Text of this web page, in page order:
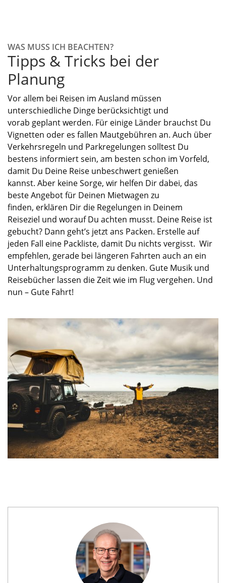
WAS MUSS ICH BEACHTEN?
Tipps & Tricks bei der
Planung
Vor allem bei Reisen im Ausland müssen
unterschiedliche Dinge berücksichtigt und
vorab geplant werden. Für einige Länder brauchst Du
Vignetten oder es fallen Mautgebühren an. Auch über
Verkehrsregeln und Parkregelungen solltest Du
bestens informiert sein, am besten schon im Vorfeld,
damit Du Deine Reise unbeschwert genießen
kannst. Aber keine Sorge, wir helfen Dir dabei, das
beste Angebot für Deinen Mietwagen zu
finden, erklären Dir die Regelungen in Deinem
Reiseziel und worauf Du achten musst. Deine Reise ist
gebucht? Dann geht’s jetzt ans Packen. Erstelle auf
jeden Fall eine Packliste, damit Du nichts vergisst. Wir
empfehlen, gerade bei längeren Fahrten auch an ein
Unterhaltungsprogramm zu denken. Gute Musik und
Reisebücher lassen die Zeit wie im Flug vergehen. Und
nun – Gute Fahrt!